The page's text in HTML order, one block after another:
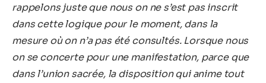
rappelons juste que nous on ne s’est pas inscrit
dans cette logique pour le moment, dans la
mesure où on n’a pas été consultés. Lorsque nous
on se concerte pour une manifestation, parce que
dans l’union sacrée, la disposition qui anime tout